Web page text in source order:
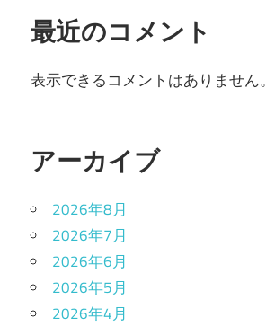
最近のコメント
表示できるコメントはありません。
アーカイブ
2026年8月
2026年7月
2026年6月
2026年5月
2026年4月